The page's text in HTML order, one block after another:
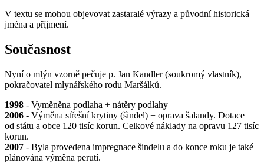
V textu se mohou objevovat zastaralé výrazy a původní historická
jména a příjmení.
Současnost
Nyní o mlýn vzorně pečuje p. Jan Kandler (soukromý vlastník),
pokračovatel mlynářského rodu Maršálků.
1998 - Vyměněna podlaha + nátěry podlahy
2006 - Výměna střešní krytiny (šindel) + oprava šalandy. Dotace
od státu a obce 120 tisíc korun. Celkové náklady na opravu 127 tisíc
korun.
2007 - Byla provedena impregnace šindelu a do konce roku je také
plánována výměna perutí.